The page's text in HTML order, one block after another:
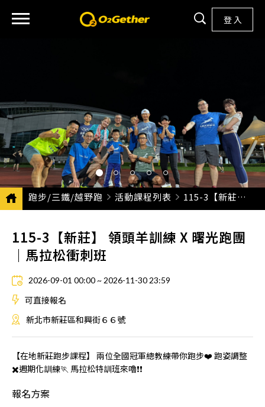
登 入
跑步/三鐵/越野跑 活動課程列表 CURRENT: 115-3【新莊】 領頭羊訓練 X 曙光跑團｜馬拉松衝刺班
115-3【新莊】 領頭羊訓練 X 曙光跑團
｜馬拉松衝刺班
2026-09-01 00:00 ~ 2026-11-30 23:59
可直接報名
新北市新莊區和興街６６號
【在地新莊跑步課程】 兩位全國冠軍總教練帶你跑步❤️ 跑姿調整
✖️週期化訓練🏃 馬拉松特訓班來嚕❗️❗️
報名方案